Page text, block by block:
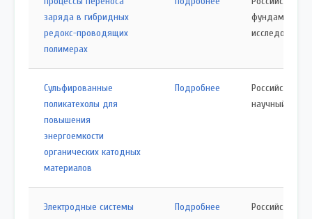
заряда в гибридных
редокс-проводящих
полимерах
исследований
Сульфированные
поликатехолы для
повышения
энергоемкости
органических катодных
материалов
Подробнее
Российский
научный фонд
Электродные системы
Подробнее
Российский